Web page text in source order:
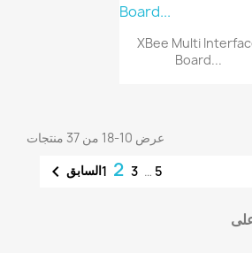
XBee Multi
Board...
عرض 10-18 من 37 منتجات
 السابق1 2 3 … 5